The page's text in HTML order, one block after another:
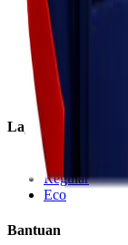
Tentang Kami
Visi & Misi
Sosial
Karir
Cabang
Informasi
Layanan
Express
Regular
Eco
Bantuan